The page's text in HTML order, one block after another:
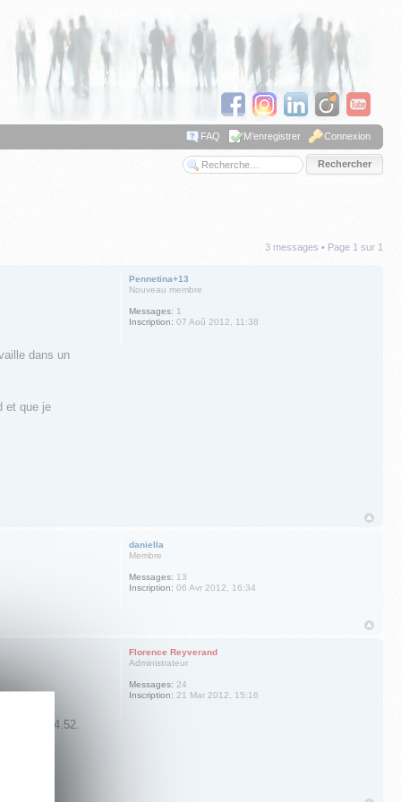
FAQ M’enregistrer Connexion
3 messages • Page 1 sur 1
dans un
et que je
Pennetina+13
Nouveau membre
Messages: 1
Inscription: 07 Aoû 2012, 11:38
daniella
Membre
Messages: 13
Inscription: 06 Avr 2012, 16:34
Florence Reyverand
Administrateur
Messages: 24
Inscription: 21 Mar 2012, 15:16